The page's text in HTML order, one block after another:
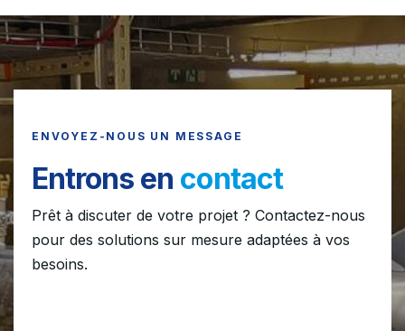
ENVOYEZ-NOUS UN MESSAGE
Entrons en contact
Prêt à discuter de votre projet ? Contactez-nous
pour des solutions sur mesure adaptées à vos
besoins.